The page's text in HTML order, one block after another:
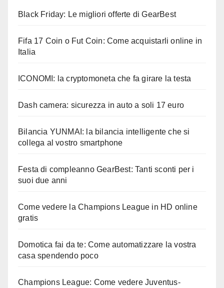
Black Friday: Le migliori offerte di GearBest
Fifa 17 Coin o Fut Coin: Come acquistarli online in
Italia
ICONOMI: la cryptomoneta che fa girare la testa
Dash camera: sicurezza in auto a soli 17 euro
Bilancia YUNMAI: la bilancia intelligente che si
collega al vostro smartphone
Festa di compleanno GearBest: Tanti sconti per i
suoi due anni
Come vedere la Champions League in HD online
gratis
Domotica fai da te: Come automatizzare la vostra
casa spendendo poco
Champions League: Come vedere Juventus-